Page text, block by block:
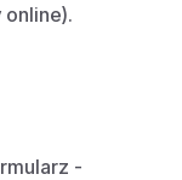
online).
-